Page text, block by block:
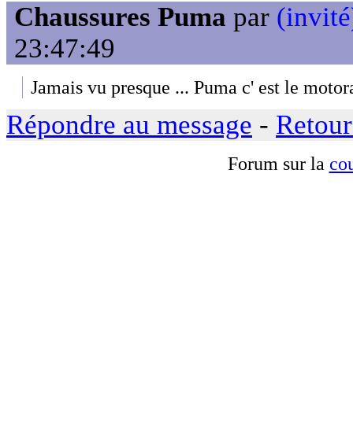
Chaussures Puma par
23:47:49
Jamais vu presque ... Puma c' est le
Répondre au message -
Forum sur la